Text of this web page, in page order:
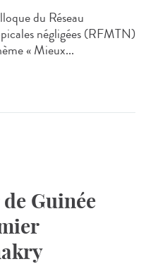
du Réseau
négligées (RFMTN)
« Mieux...
Guinée